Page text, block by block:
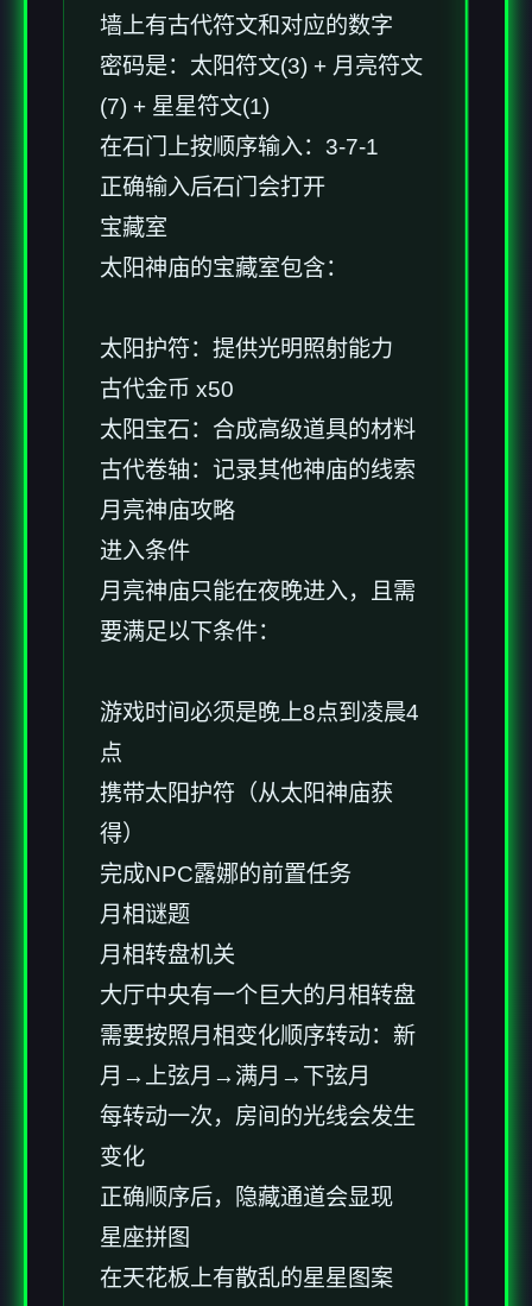
墙上有古代符文和对应的数字
密码是：太阳符文(3) + 月亮符文
(7) + 星星符文(1)
在石门上按顺序输入：3-7-1
正确输入后石门会打开
宝藏室
太阳神庙的宝藏室包含：
太阳护符：提供光明照射能力
古代金币 x50
太阳宝石：合成高级道具的材料
古代卷轴：记录其他神庙的线索
月亮神庙攻略
进入条件
月亮神庙只能在夜晚进入，且需
要满足以下条件：
游戏时间必须是晚上8点到凌晨4
点
携带太阳护符（从太阳神庙获
得）
完成NPC露娜的前置任务
月相谜题
月相转盘机关
大厅中央有一个巨大的月相转盘
需要按照月相变化顺序转动：新
月→上弦月→满月→下弦月
每转动一次，房间的光线会发生
变化
正确顺序后，隐藏通道会显现
星座拼图
在天花板上有散乱的星星图案